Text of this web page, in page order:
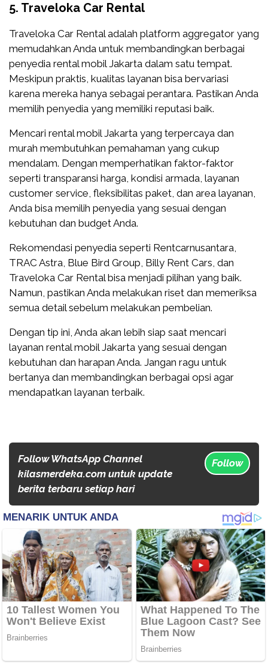
5. Traveloka Car Rental
Traveloka Car Rental adalah platform aggregator yang
memudahkan Anda untuk membandingkan berbagai
penyedia rental mobil Jakarta dalam satu tempat.
Meskipun praktis, kualitas layanan bisa bervariasi
karena mereka hanya sebagai perantara. Pastikan Anda
memilih penyedia yang memiliki reputasi baik.
Mencari rental mobil Jakarta yang terpercaya dan
murah membutuhkan pemahaman yang cukup
mendalam. Dengan memperhatikan faktor-faktor
seperti transparansi harga, kondisi armada, layanan
customer service, fleksibilitas paket, dan area layanan,
Anda bisa memilih penyedia yang sesuai dengan
kebutuhan dan budget Anda.
Rekomendasi penyedia seperti Rentcarnusantara,
TRAC Astra, Blue Bird Group, Billy Rent Cars, dan
Traveloka Car Rental bisa menjadi pilihan yang baik.
Namun, pastikan Anda melakukan riset dan memeriksa
semua detail sebelum melakukan pembelian.
Dengan tip ini, Anda akan lebih siap saat mencari
layanan rental mobil Jakarta yang sesuai dengan
kebutuhan dan harapan Anda. Jangan ragu untuk
bertanya dan membandingkan berbagai opsi agar
mendapatkan layanan terbaik.
Follow WhatsApp Channel
kilasmerdeka.com untuk update
berita terbaru setiap hari
Follow